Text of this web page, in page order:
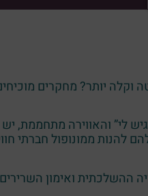
וקלה יותר? מחקרים
לי” והאווירה מתחממת, יש
ממונופול חברתי
ההשלכתית ואימון